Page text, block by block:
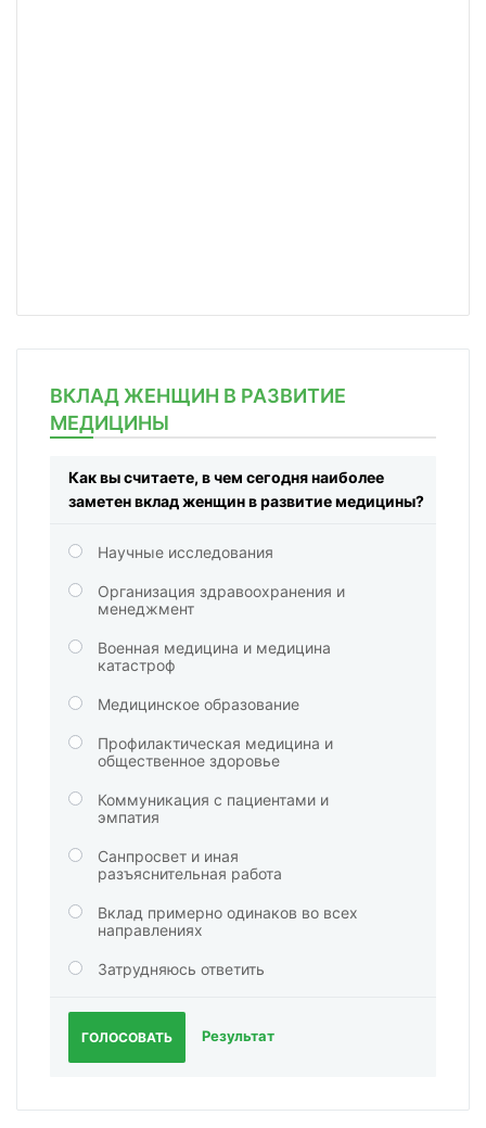
ВКЛАД ЖЕНЩИН В РАЗВИТИЕ
МЕДИЦИНЫ
Как вы считаете, в чем сегодня наиболее
заметен вклад женщин в развитие медицины?
Научные исследования
Организация здравоохранения и
менеджмент
Военная медицина и медицина
катастроф
Медицинское образование
Профилактическая медицина и
общественное здоровье
Коммуникация с пациентами и
эмпатия
Санпросвет и иная
разъяснительная работа
Вклад примерно одинаков во всех
направлениях
Затрудняюсь ответить
ГОЛОСОВАТЬ Результат